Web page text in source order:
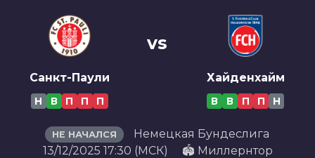
Санкт-Паули
Н В П П П
vs
Хайденхайм
В В П П Н
НЕ НАЧАЛСЯ
Немецкая Бундеслига
13/12/2025 17:30 (МСК)
🏟️ Миллернтор